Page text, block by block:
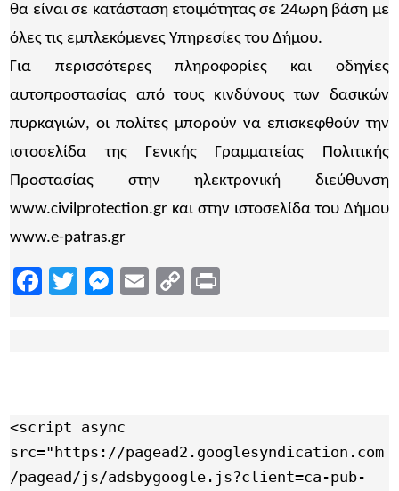
θα είναι σε κατάσταση ετοιμότητας σε 24ωρη βάση με
όλες τις εμπλεκόμενες Υπηρεσίες του Δήμου.
Για περισσότερες πληροφορίες και οδηγίες
αυτοπροστασίας από τους κινδύνους των δασικών
πυρκαγιών, οι πολίτες μπορούν να επισκεφθούν την
ιστοσελίδα της Γενικής Γραμματείας Πολιτικής
Προστασίας στην ηλεκτρονική διεύθυνση
www.civilprotection.gr και στην ιστοσελίδα του Δήμου
www.e-patras.gr
Facebook
TwitterMessenger
EmailCopy
<script async
src="https://pagead2.googlesyndication.com
/pagead/js/adsbygoogle.js?client=ca-pub-